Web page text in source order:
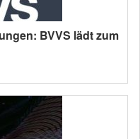
BVVS lädt zum